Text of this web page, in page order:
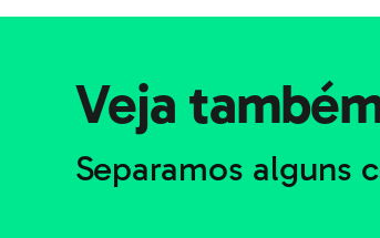
Veja
Separamos alguns